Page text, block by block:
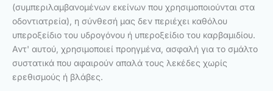
(συμπεριλαμβανομένων εκείνων που χρησιμοποιούνται στα
οδοντιατρεία), η σύνθεσή μας δεν περιέχει καθόλου
υπεροξείδιο του υδρογόνου ή υπεροξείδιο του καρβαμιδίου.
Αντ' αυτού, χρησιμοποιεί προηγμένα, ασφαλή για το σμάλτο
συστατικά που αφαιρούν απαλά τους λεκέδες χωρίς
ερεθισμούς ή βλάβες.